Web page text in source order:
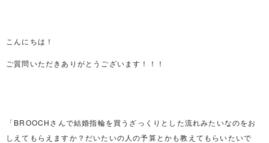
こんにちは！
ご質問いただきありがとうございます！！！
「BROOCHさんで結婚指輪を買うざっくりとした流れみたいなのをお
しえてもらえますか？だいたいの人の予算とかも教えてもらいたいで